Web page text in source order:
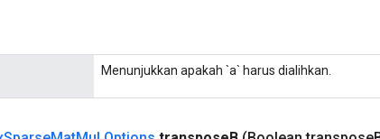
Menunjukkan apakah `a` harus dialihkan.